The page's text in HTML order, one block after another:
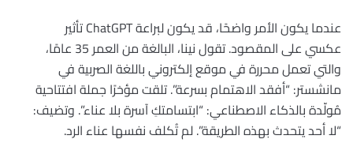
عندما يكون الأمر واضحًا، قد يكون لبراعة ChatGPT تأثير
عكسي على المقصود. تقول نينا، البالغة من العمر 35 عامًا،
والتي تعمل محررة في موقع إلكتروني باللغة الصربية في
مانشستر: “أفقد الاهتمام بسرعة”. تلقت مؤخرًا جملة افتتاحية
مُولّدة بالذكاء الاصطناعي: “ابتسامتكِ آسرة بلا عناء”. وتضيف:
“لا أحد يتحدث بهذه الطريقة”. لم تُكلف نفسها عناء الرد.